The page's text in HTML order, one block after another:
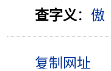
查字义 ：傲